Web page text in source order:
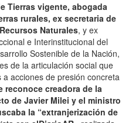
Tierras vigente, abogada
rurales, ex secretaria de
Naturales, y ex
e Interinstitucional del
Sostenible de la Nación,
de la articulación social que
acciones de presión concreta
reconoce creadora de la
de Javier Milei y el ministro
la “extranjerización de